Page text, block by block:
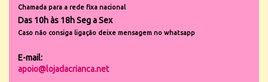
Chamada para a rede fixa nacional
Das 10h às 18h Seg a Sex
Caso não consiga ligação deixe mensagem no whatsapp
E-mail:
apoio@lojadacrianca.net